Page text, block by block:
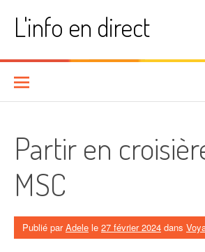
contenuL'info en direct
Partir en
MSC
Publié parAdele le 27 février 2024 dans